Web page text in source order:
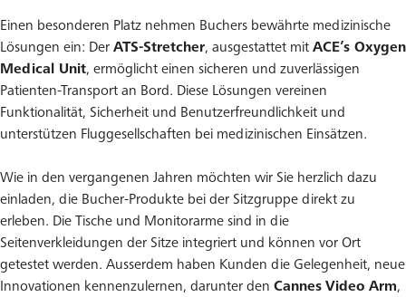
Einen besonderen Platz nehmen Buchers bewährte medizinische
Lösungen ein: Der ATS-Stretcher, ausgestattet mit ACE’s Oxygen
Medical Unit, ermöglicht einen sicheren und zuverlässigen
Patienten-Transport an Bord. Diese Lösungen vereinen
Funktionalität, Sicherheit und Benutzerfreundlichkeit und
unterstützen Fluggesellschaften bei medizinischen Einsätzen.
Wie in den vergangenen Jahren möchten wir Sie herzlich dazu
einladen, die Bucher-Produkte bei der Sitzgruppe direkt zu
erleben. Die Tische und Monitorarme sind in die
Seitenverkleidungen der Sitze integriert und können vor Ort
getestet werden. Ausserdem haben Kunden die Gelegenheit, neue
Innovationen kennenzulernen, darunter den Cannes Video Arm,